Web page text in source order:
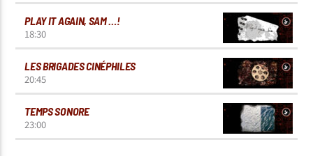
PLAY IT AGAIN, SAM …!
18:30
LES BRIGADES CINÉPHILES
20:45
TEMPS SONORE
23:00